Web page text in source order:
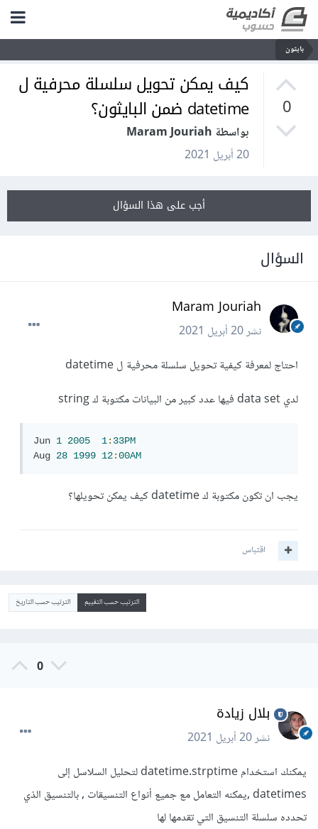
بايثون
0
كيف يمكن تحويل سلسلة محرفية ل
datetime ضمن البايثون؟
بواسطة Maram Jouriah
20 أبريل 2021
أجب على هذا السؤال
السؤال
Maram Jouriah
نشر20 أبريل 2021
احتاج لمعرفة كيفية تحويل سلسلة محرفية ل datetime
لدي data set فيها عدد كبير من البيانات مكتوبة ك string
Jun 1 2005 1:33PM
Aug
28 1999 12:00AM
يجب ان تكون مكتوبة ك datetime كيف يمكن تحويلها؟
اقتباس
الترتيب حسب التقييم الترتيب حسب التاريخ
0
بلال زيادة
نشر20 أبريل 2021
يمكنك استخدام datetime.strptime لتحليل السلاسل إلى
datetimes ,يمكنه التعامل مع جميع أنواع التنسيقات , بالتنسيق الذي
تحدده سلسلة التنسيق التي تقدمها لها